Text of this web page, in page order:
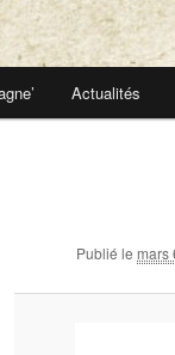
Actualités
Publié le mars